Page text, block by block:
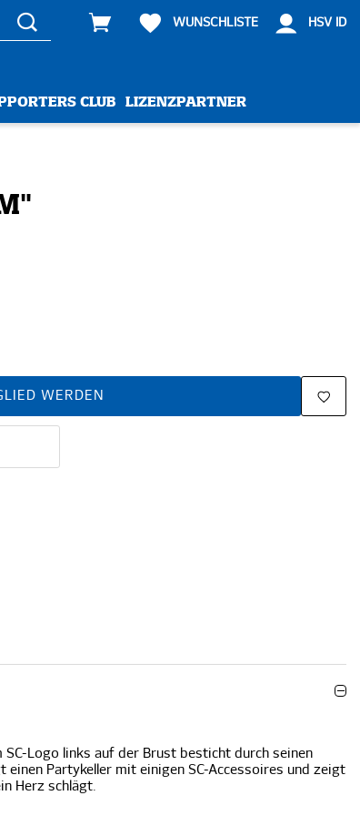
WUNSCHLISTE HSV ID
CLUB LIZENZPARTNER
WERDEN
SC-Logo links auf der Brust besticht durch seinen
einen Partykeller mit einigen SC-Accessoires und zeigt
Herz schlägt.